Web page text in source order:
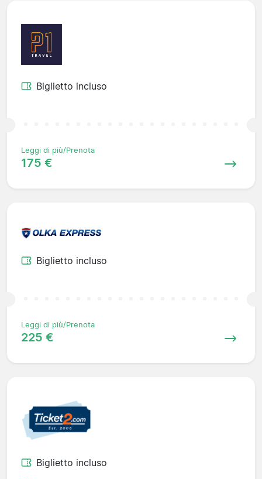
Biglietto incluso
Leggi di più/Prenota
175 €
Biglietto incluso
Leggi di più/Prenota
225 €
Biglietto incluso